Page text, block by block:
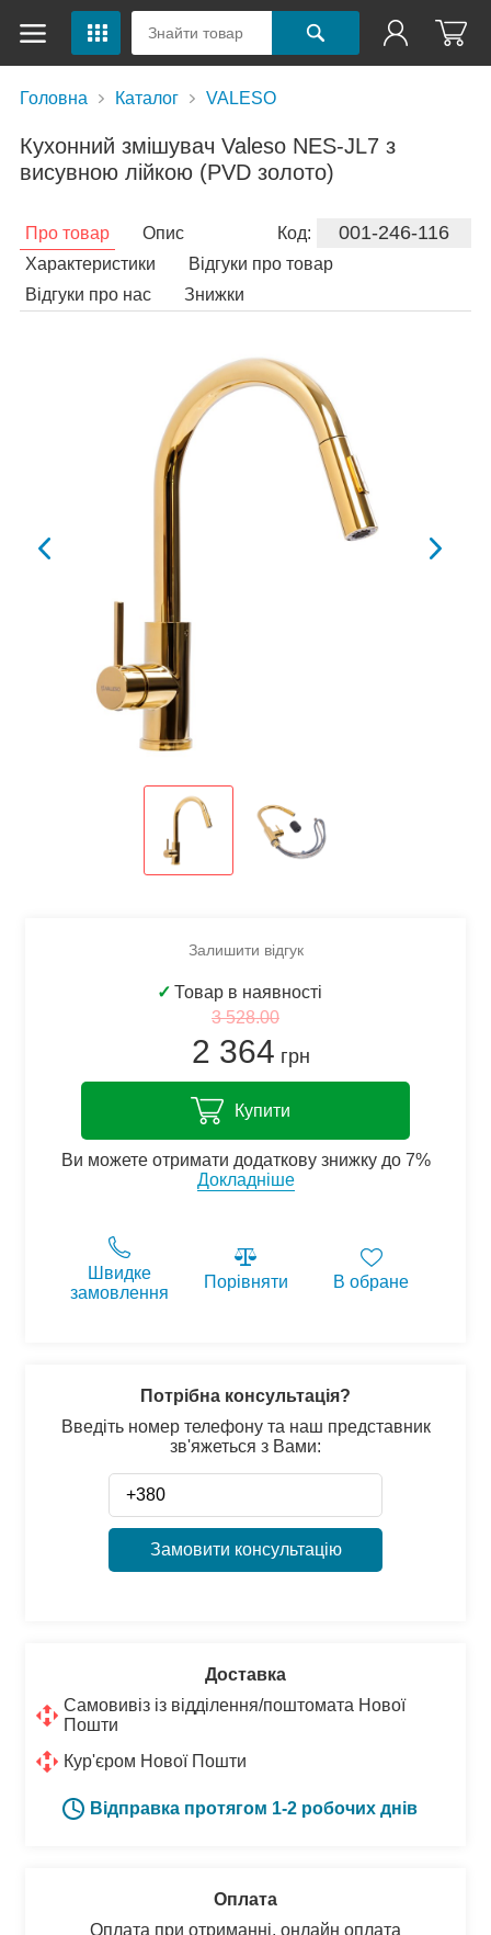
Головна Каталог VALESO
Кухонний змішувач Valeso NES-JL7 з
висувною лійкою (PVD золото)
Код: 001-246-116
Про товар
Опис
Характеристики
Відгуки про товар
Відгуки про нас
Знижки
Залишити відгук
✓ Товар в наявності
3 528.00
2 364 грн
Купити
Ви можете отримати додаткову знижку до 7%
Докладніше
Швидке
замовлення
Порівняти В обране
Потрібна консультація?
Введіть номер телефону та наш представник
зв'яжеться з Вами:
Замовити консультацію
Доставка
Самовивіз із відділення/поштомата Нової
Пошти
Кур'єром Нової Пошти
Відправка протягом 1-2 робочих днів
Оплата
Оплата при отриманні, онлайн оплата